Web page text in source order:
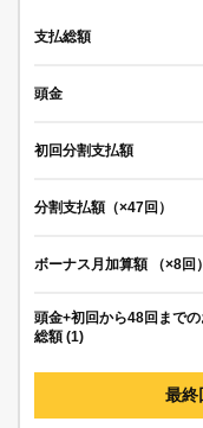
支払総額
頭金
初回分割支払額
分割支払額（×47回）
ボーナス月加算額 （×8回）
頭金+初回から48回まで
総額 (1)
最終